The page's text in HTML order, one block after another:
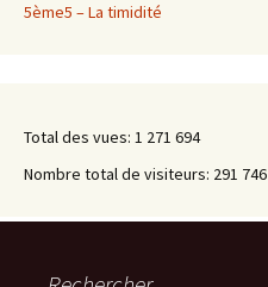
5ème5 – La timidité
Total des vues: 1 271 694
Nombre total de visiteurs: 291 746